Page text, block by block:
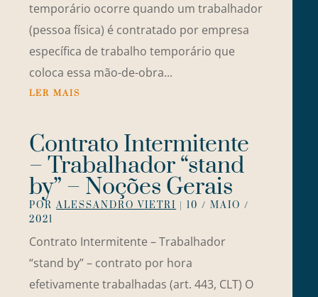
temporário ocorre quando um trabalhador
(pessoa física) é contratado por empresa
específica de trabalho temporário que
coloca essa mão-de-obra...
LER MAIS
Contrato Intermitente
– Trabalhador “stand
by” – Noções Gerais
PORALESSANDRO VIETRI |10 / MAIO /
2021
Contrato Intermitente – Trabalhador
“stand by” – contrato por hora
efetivamente trabalhadas (art. 443, CLT) O